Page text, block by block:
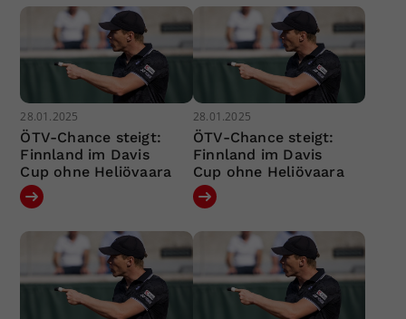
28.01.2025
ÖTV-Chance steigt:
Finnland im Davis
Cup ohne Heliövaara
28.01.2025
ÖTV-Chance steigt:
Finnland im Davis
Cup ohne Heliövaara